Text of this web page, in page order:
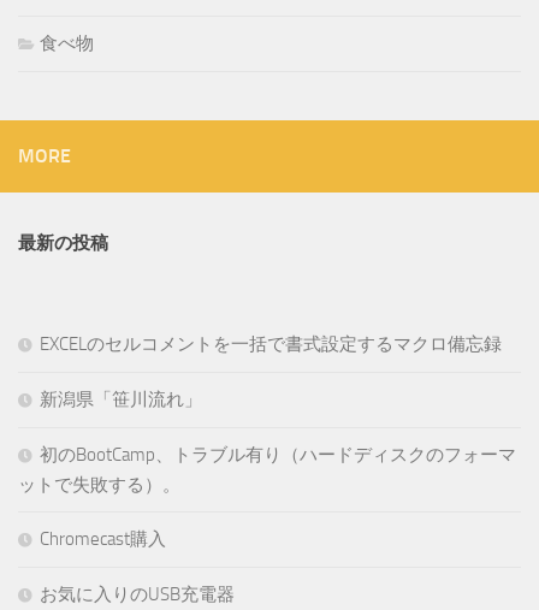
食べ物
MORE
最新の投稿
EXCELのセルコメントを一括で書式設定するマクロ備忘録
新潟県「笹川流れ」
初のBootCamp、トラブル有り（ハードディスクのフォーマ
ットで失敗する）。
Chromecast購入
お気に入りのUSB充電器